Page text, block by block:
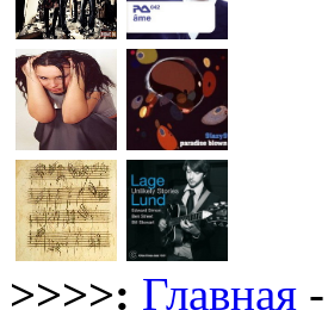
>>>>: Главная